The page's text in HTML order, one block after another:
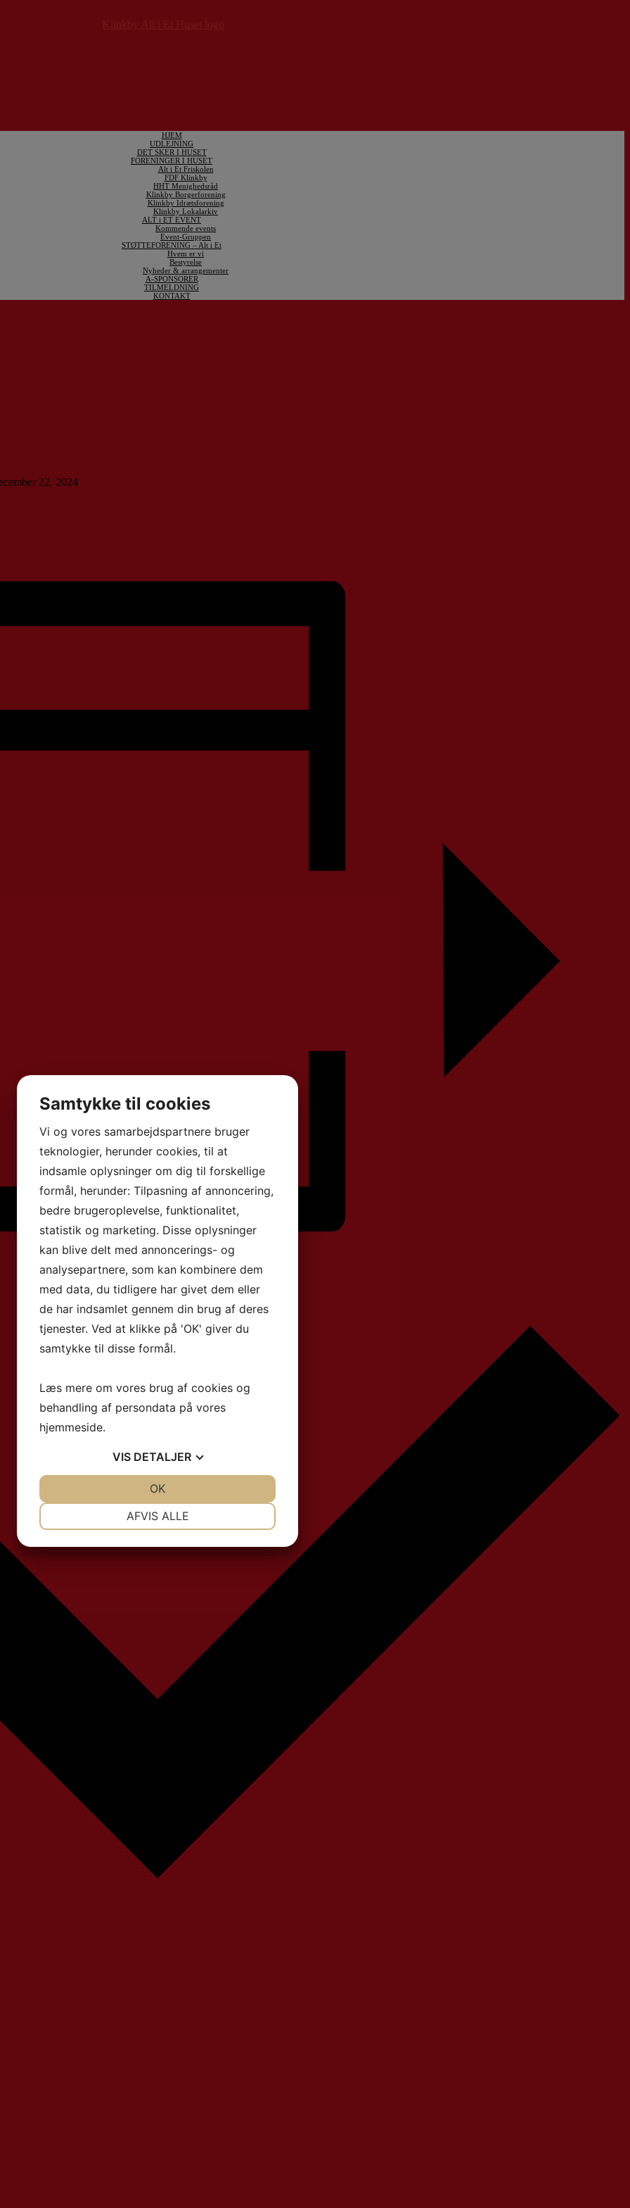
HJEM
UDLEJNING
DET SKER I HUSET
FORENINGER I HUSET
Alt i Et Friskolen
FDF Klinkby
HHT Menighedsråd
Klinkby Borgerforening
Klinkby Idrætsforening
Klinkby Lokalarkiv
ALT i ET EVENT
Kommende events
Event-Gruppen
STØTTEFORENING – Alt i Et
Hvem er vi
Bestyrelse
Nyheder & arrangementer
A-SPONSORER
TILMELDNING
KONTAKT
22, 2024
Samtykke til cookies
Vi og vores samarbejdspartnere bruger
teknologier, herunder cookies, til at
indsamle oplysninger om dig til forskellige
formål, herunder: Tilpasning af annoncering,
bedre brugeroplevelse, funktionalitet,
statistik og marketing. Disse oplysninger
kan blive delt med annoncerings- og
analysepartnere, som kan kombinere dem
med data, du tidligere har givet dem eller
de har indsamlet gennem din brug af deres
tjenester. Ved at klikke på 'OK' giver du
samtykke til disse formål.
Læs mere om vores brug af cookies og
behandling af persondata på vores
hjemmeside.
VIS DETALJER
AFVIS ALLE
OK